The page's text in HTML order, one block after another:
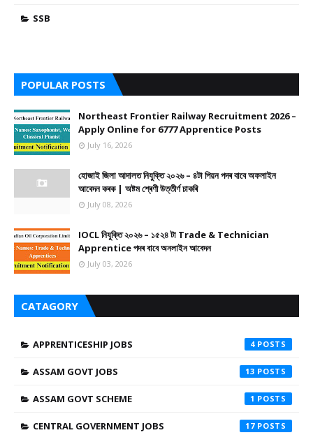
SSB
POPULAR POSTS
Northeast Frontier Railway Recruitment 2026 –
Apply Online for 6777 Apprentice Posts
July 16, 2026
হোজাই জিলা আদালত নিযুক্তি ২০২৬ – ৪টা পিয়ন পদৰ বাবে অফলাইন
আবেদন কৰক | অষ্টম শ্ৰেণী উত্তীৰ্ণ চাকৰি
July 08, 2026
IOCL নিযুক্তি ২০২৬ – ১৫২৪ টা Trade & Technician
Apprentice পদৰ বাবে অনলাইন আবেদন
July 03, 2026
CATAGORY
APPRENTICESHIP JOBS 4
ASSAM GOVT JOBS 13
ASSAM GOVT SCHEME 1
CENTRAL GOVERNMENT JOBS 17